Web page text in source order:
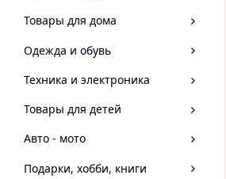
Товары для дома
Одежда и обувь
Техника и электроника
Товары для детей
Авто - мото
Подарки, хобби, книги